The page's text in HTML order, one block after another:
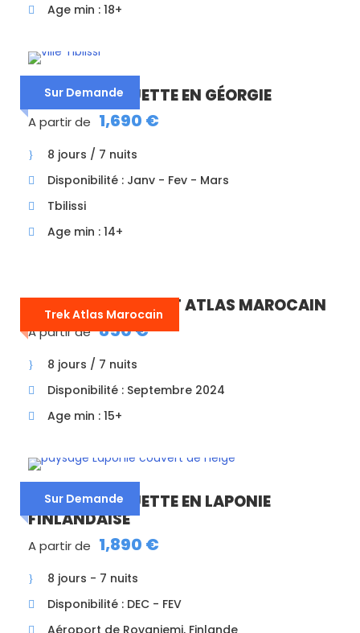
Age min : 18+
Sur Demande
VOYAGE RAQUETTE EN GÉORGIE
A partir de 1,690 €
8 jours / 7 nuits
Disponibilité : Janv - Fev - Mars
Tbilissi
Age min : 14+
Trek Atlas Marocain
TREK DANS LE HAUT ATLAS MAROCAIN
A partir de 850 €
8 jours / 7 nuits
Disponibilité : Septembre 2024
Age min : 15+
Sur Demande
VOYAGE RAQUETTE EN LAPONIE
FINLANDAISE
A partir de 1,890 €
8 jours - 7 nuits
Disponibilité : DEC - FEV
Aéroport de Rovaniemi, Finlande